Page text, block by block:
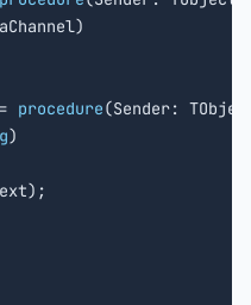
procedure(Sender:
)